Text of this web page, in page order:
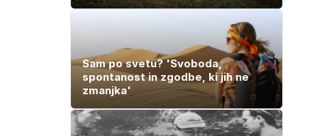
Sam po svetu? 'Svoboda,
spontanost in zgodbe, ki jih ne
zmanjka'